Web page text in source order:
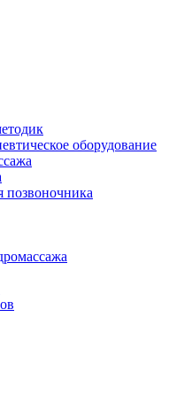
оборудование